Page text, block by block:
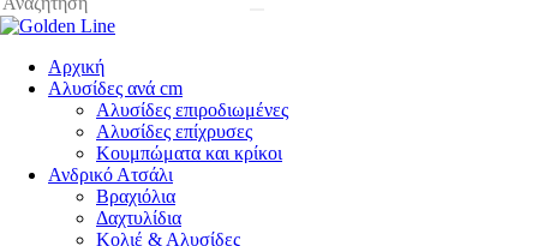
Αρχική
Αλυσίδες ανά cm
Αλυσίδες επιροδιωμένες
Αλυσίδες επίχρυσες
Κουμπώματα και κρίκοι
Ανδρικό Ατσάλι
Βραχιόλια
Δαχτυλίδια
Κολιέ & Αλυσίδες